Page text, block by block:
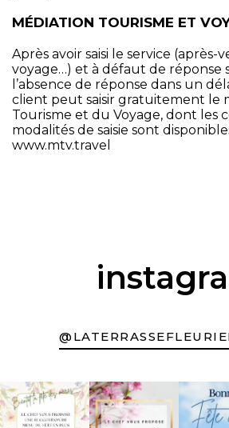
MÉDIATION TOURISME ET
Après avoir saisi le service (après-
voyage…) et à défaut de réponse
l’absence de réponse dans un
client peut saisir gratuitement le
Tourisme et du Voyage, dont les
modalités de saisie sont
www.mtv.travel